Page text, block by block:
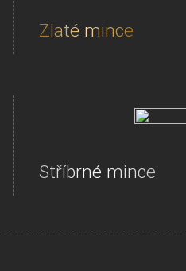
Zlaté mince
Stříbrné mince